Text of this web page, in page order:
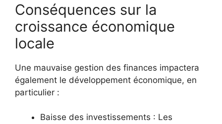
Conséquences sur la
croissance économique
locale
Une mauvaise gestion des finances impactera
également le développement économique, en
particulier :
Baisse des investissements : Les